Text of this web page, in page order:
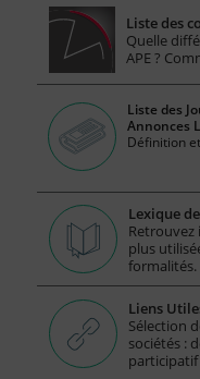
Liste des
Quelle
APE ?
Liste des
Annonces
Définition
Lexique
Retrouvez
plus
formalités.
Liens
Sélection
sociétés :
participatif